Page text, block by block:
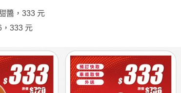
醬，333 元
，333 元